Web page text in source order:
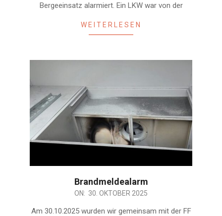
Bergeeinsatz alarmiert. Ein LKW war von der
WEITERLESEN
Brandmeldealarm
ON: 30. OKTOBER 2025
Am 30.10.2025 wurden wir gemeinsam mit der FF